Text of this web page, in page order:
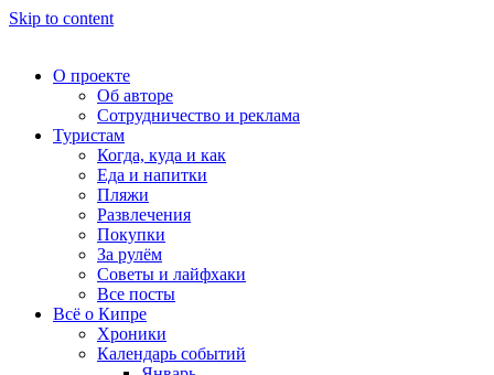
Skip to content
О проекте
Об авторе
Сотрудничество и реклама
Туристам
Когда, куда и как
Еда и напитки
Пляжи
Развлечения
Покупки
За рулём
Советы и лайфхаки
Все посты
Всё о Кипре
Хроники
Календарь событий